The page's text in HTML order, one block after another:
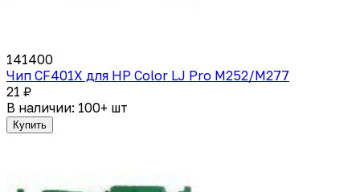
141400
Чип CF401X для HP Color LJ Pro M252/M277
21 ₽
В наличии: 100+ шт
Купить